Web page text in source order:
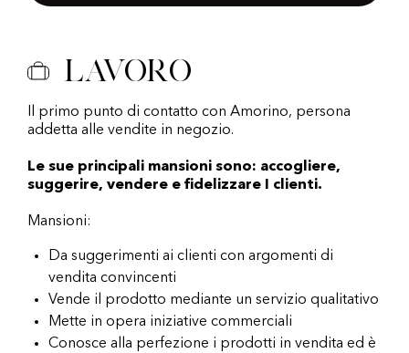
Lavoro
Il primo punto di contatto con Amorino, persona
addetta alle vendite in negozio.
Le sue principali mansioni sono: accogliere,
suggerire, vendere e fidelizzare I clienti.
Mansioni:
Da suggerimenti ai clienti con argomenti di
vendita convincenti
Vende il prodotto mediante un servizio qualitativo
Mette in opera iniziative commerciali
Conosce alla perfezione i prodotti in vendita ed è